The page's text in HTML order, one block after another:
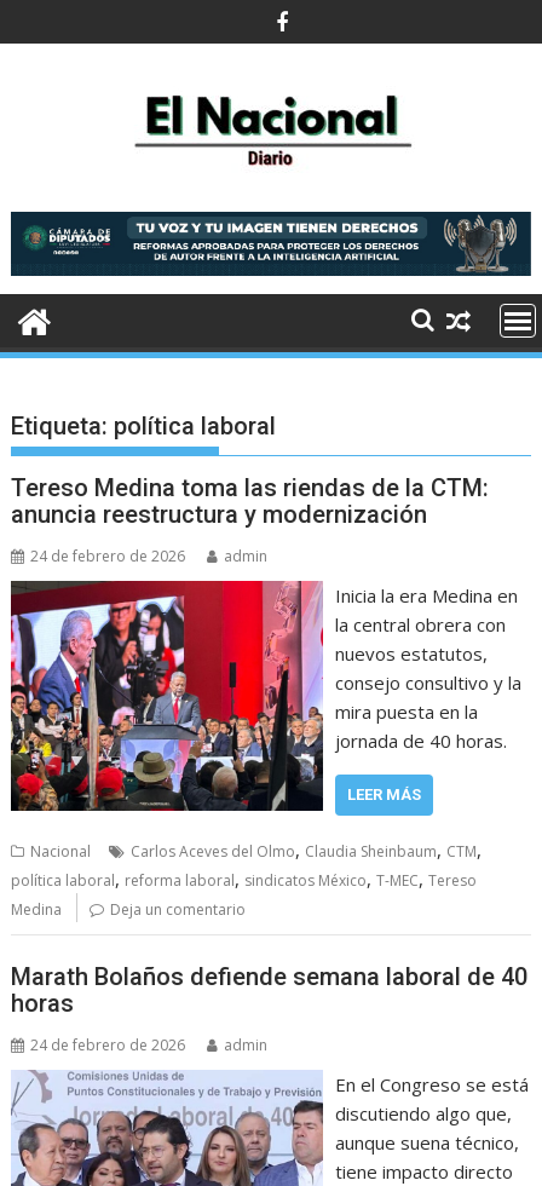
al
Etiqueta: política laboral
Tereso Medina toma las riendas de la CTM:
anuncia reestructura y modernización
24 de febrero de 2026 admin
Inicia la era Medina en
la central obrera con
nuevos estatutos,
consejo consultivo y la
mira puesta en la
jornada de 40 horas.
LEER MÁS
Nacional Carlos Aceves del Olmo, Claudia Sheinbaum, CTM,
política laboral, reforma laboral, sindicatos México,T-MEC,Tereso
Medina
Deja un comentario
Marath Bolaños defiende semana laboral de 40
horas
24 de febrero de 2026 admin
En el Congreso se está
discutiendo algo que,
aunque suena técnico,
tiene impacto directo